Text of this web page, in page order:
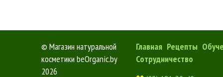
© Магазин натуральной
косметики beOrganic.by
2026
Главная Рецепты
Сотрудничество